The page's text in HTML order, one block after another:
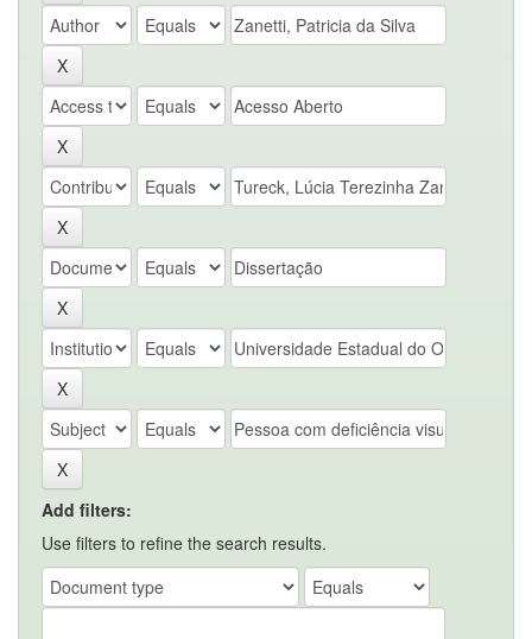
Add filters:
Use filters to refine the search results.